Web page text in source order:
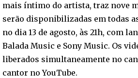
mais íntimo do artista, traz nove
serão disponibilizadas em todas
no dia 13 de agosto, às 21h, com
Balada Music e Sony Music. Os
liberados simultaneamente no
cantor no YouTube.